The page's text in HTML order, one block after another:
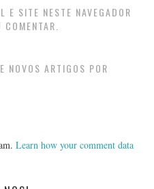
E SITE NESTE NAVEGADOR
NOVOS ARTIGOS POR
Learn how your comment data